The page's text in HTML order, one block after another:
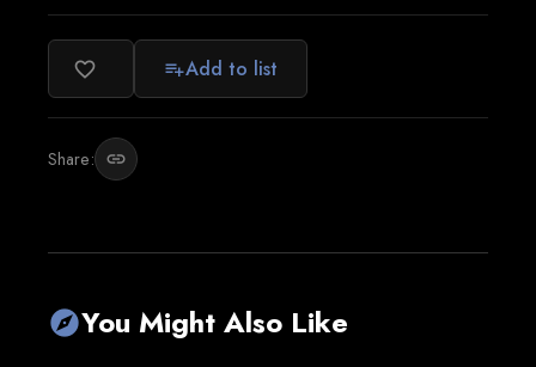
favorite_border playlist_addAdd to list
Share: link
exploreYou Might Also Like